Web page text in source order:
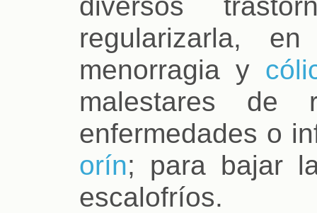
regularizarla,
menorragia y
malestares de
enfermedades o
orín; para bajar
escalofríos.